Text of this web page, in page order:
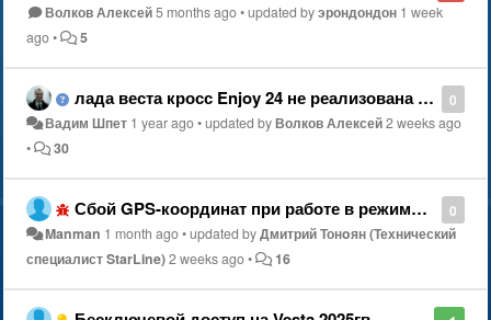
Волков Алексей5 months ago•updated byэрондондон 1 week
ago• 5
0
лада веста кросс Enjoy 24 не реализована "мягкая посадка" когда устраните?
Вадим Шпет 1 year ago•updated byВолков Алексей2 weeks ago
•
30
0
Сбой GPS‑координат при работе в режиме периодического выхода на связь
Manman 1 month ago•updated byДмитрий Тонoян (Технический
специалист StarLine)2 weeks ago• 16